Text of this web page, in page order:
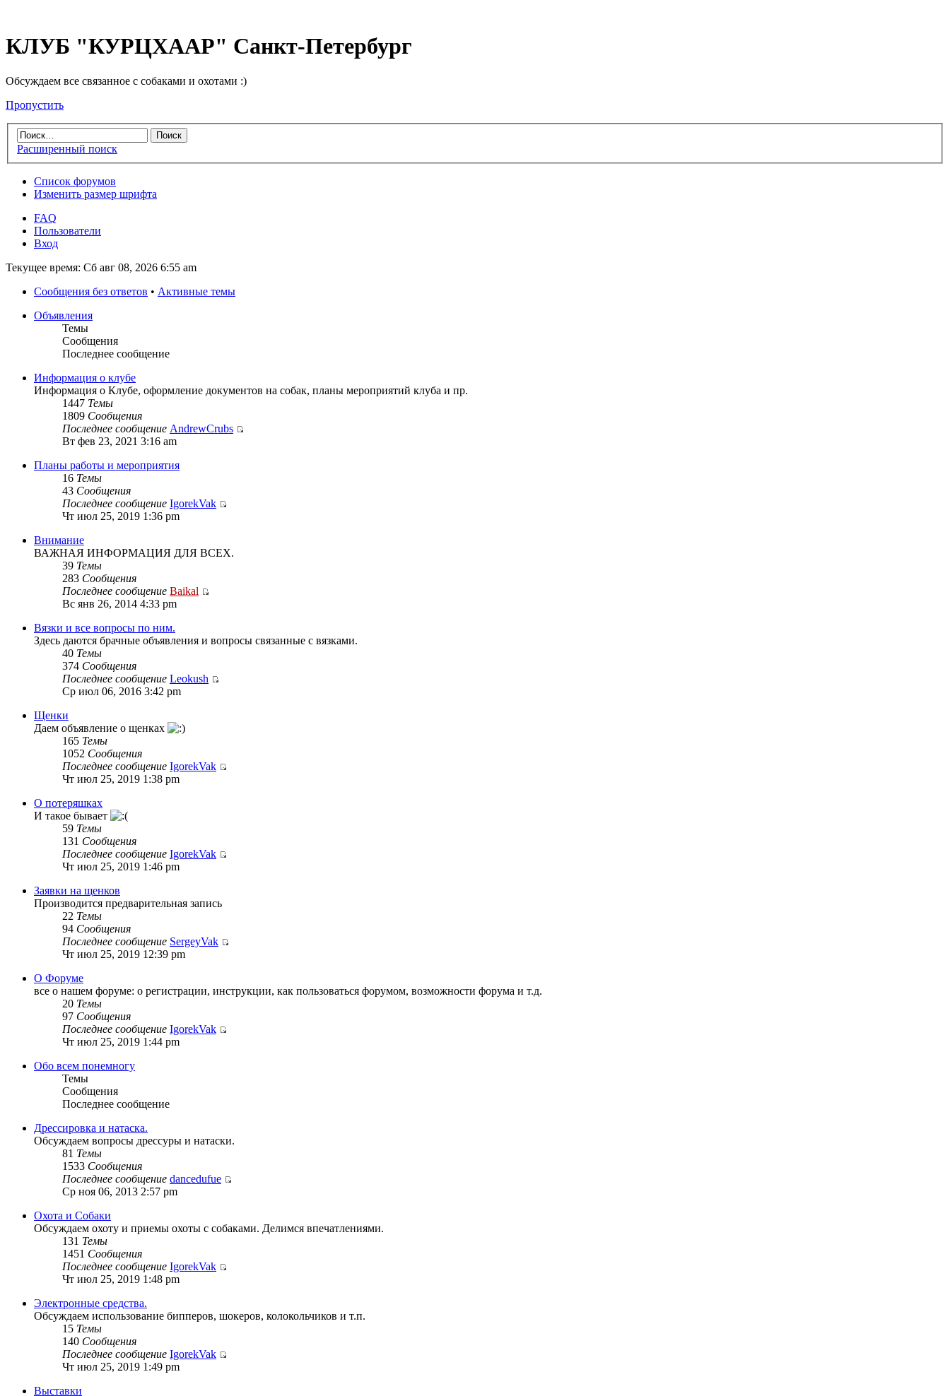
КЛУБ "КУРЦХААР" Санкт-Петербург
Обсуждаем все связанное с собаками и охотами :)
Пропустить
Расширенный поиск
Список форумов
Изменить размер шрифта
FAQ
Пользователи
Вход
Текущее время: Сб авг 08, 2026 6:55 am
Сообщения без ответов • Активные темы
Объявления
Темы
Сообщения
Последнее сообщение
Информация о клубе
Информация о Клубе, оформление документов на собак, планы мероприятий клуба и пр.
1447 Темы
1809 Сообщения
Последнее сообщение AndrewCrubs
Вт фев 23, 2021 3:16 am
Планы работы и мероприятия
16 Темы
43 Сообщения
Последнее сообщение IgorekVak
Чт июл 25, 2019 1:36 pm
Внимание
ВАЖНАЯ ИНФОРМАЦИЯ ДЛЯ ВСЕХ.
39 Темы
283 Сообщения
Последнее сообщение Baikal
Вс янв 26, 2014 4:33 pm
Вязки и все вопросы по ним.
Здесь даются брачные объявления и вопросы связанные с вязками.
40 Темы
374 Сообщения
Последнее сообщение Leokush
Ср июл 06, 2016 3:42 pm
Щенки
Даем объявление о щенках
165 Темы
1052 Сообщения
Последнее сообщение IgorekVak
Чт июл 25, 2019 1:38 pm
О потеряшках
И такое бывает
59 Темы
131 Сообщения
Последнее сообщение IgorekVak
Чт июл 25, 2019 1:46 pm
Заявки на щенков
Производится предварительная запись
22 Темы
94 Сообщения
Последнее сообщение SergeyVak
Чт июл 25, 2019 12:39 pm
О Форуме
все о нашем форуме: о регистрации, инструкции, как пользоваться форумом, возможности форума и т.д.
20 Темы
97 Сообщения
Последнее сообщение IgorekVak
Чт июл 25, 2019 1:44 pm
Обо всем понемногу
Темы
Сообщения
Последнее сообщение
Дрессировка и натаска.
Обсуждаем вопросы дрессуры и натаски.
81 Темы
1533 Сообщения
Последнее сообщение dancedufue
Ср ноя 06, 2013 2:57 pm
Охота и Собаки
Обсуждаем охоту и приемы охоты с собаками. Делимся впечатлениями.
131 Темы
1451 Сообщения
Последнее сообщение IgorekVak
Чт июл 25, 2019 1:48 pm
Электронные средства.
Обсуждаем использование бипперов, шокеров, колокольчиков и т.п.
15 Темы
140 Сообщения
Последнее сообщение IgorekVak
Чт июл 25, 2019 1:49 pm
Выставки